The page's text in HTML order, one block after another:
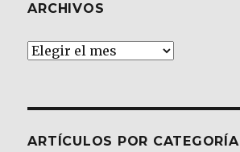
ARCHIVOS
Archivos
ARTÍCULOS POR CATEGORÍA